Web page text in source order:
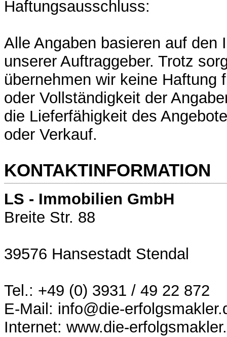
Haftungsausschluss:
Alle Angaben basieren auf den
unserer Auftraggeber. Trotz
übernehmen wir keine Haftung
oder Vollständigkeit der
die Lieferfähigkeit des
oder Verkauf.
KONTAKTINFORMATION
LS - Immobilien GmbH
Breite Str. 88
39576 Hansestadt Stendal
Tel.: +49 (0) 3931 / 49 22 872
E-Mail: info@die-
Internet: www.die-